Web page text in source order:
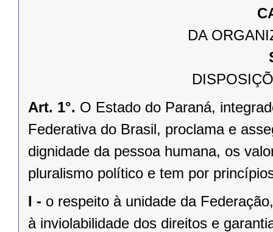
DA
Art. 1°. O Estado do Paraná,
Federativa do Brasil, proclama e
dignidade da pessoa humana, os
pluralismo político e tem por
I - o respeito à unidade da
à inviolabilidade dos direitos e